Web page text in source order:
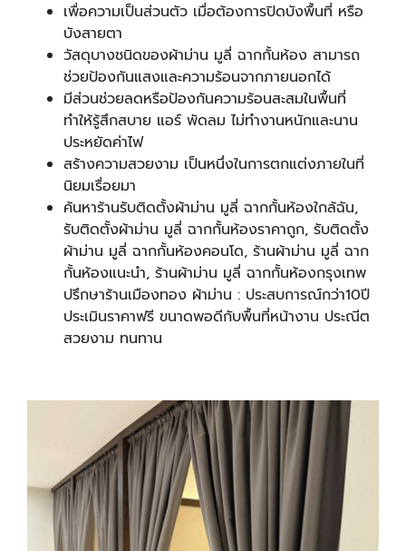
เพื่อความเป็นส่วนตัว เมื่อต้องการปิดบังพื้นที่ หรือ
บังสายตา
วัสดุบางชนิดของผ้าม่าน มูลี่ ฉากกั้นห้อง สามารถ
ช่วยป้องกันแสงและความร้อนจากภายนอกได้
มีส่วนช่วยลดหรือป้องกันความร้อนสะสมในพื้นที่
ทำให้รู้สึกสบาย แอร์ พัดลม ไม่ทำงานหนักและนาน
ประหยัดค่าไฟ
สร้างความสวยงาม เป็นหนึ่งในการตกแต่งภายในที่
นิยมเรื่อยมา
ค้นหาร้านรับติดตั้งผ้าม่าน มูลี่ ฉากกั้นห้องใกล้ฉัน,
รับติดตั้งผ้าม่าน มูลี่ ฉากกั้นห้องราคาถูก, รับติดตั้ง
ผ้าม่าน มูลี่ ฉากกั้นห้องคอนโด, ร้านผ้าม่าน มูลี่ ฉาก
กั้นห้องแนะนำ, ร้านผ้าม่าน มูลี่ ฉากกั้นห้องกรุงเทพ
ปรึกษาร้านเมืองทอง ผ้าม่าน : ประสบการณ์กว่า10ปี
ประเมินราคาฟรี ขนาดพอดีกับพื้นที่หน้างาน ประณีต
สวยงาม ทนทาน